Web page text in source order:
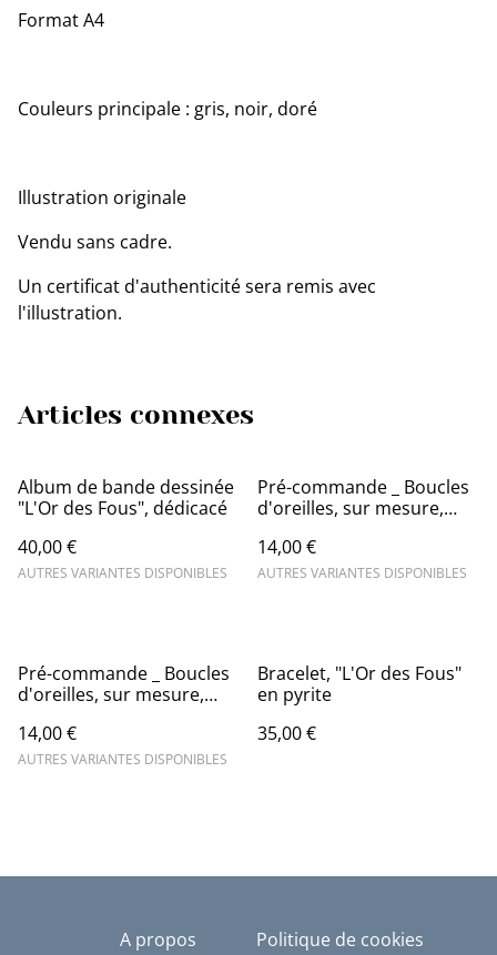
Format A4
Couleurs principale : gris, noir, doré
Illustration originale
Vendu sans cadre.
Un certificat d'authenticité sera remis avec
l'illustration.
Articles connexes
Album de bande dessinée
"L'Or des Fous", dédicacé
40,00 €
AUTRES VARIANTES DISPONIBLES
Pré-commande _ Boucles
d'oreilles, sur mesure,
main
14,00 €
AUTRES VARIANTES DISPONIBLES
Pré-commande _ Boucles
d'oreilles, sur mesure,
main
14,00 €
AUTRES VARIANTES DISPONIBLES
Bracelet, "L'Or des Fous"
en pyrite
35,00 €
A propos Politique de cookies